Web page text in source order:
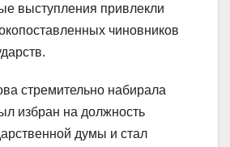
выступления привлекли
чиновников
стремительно набирала
избран на должность
думы и стал